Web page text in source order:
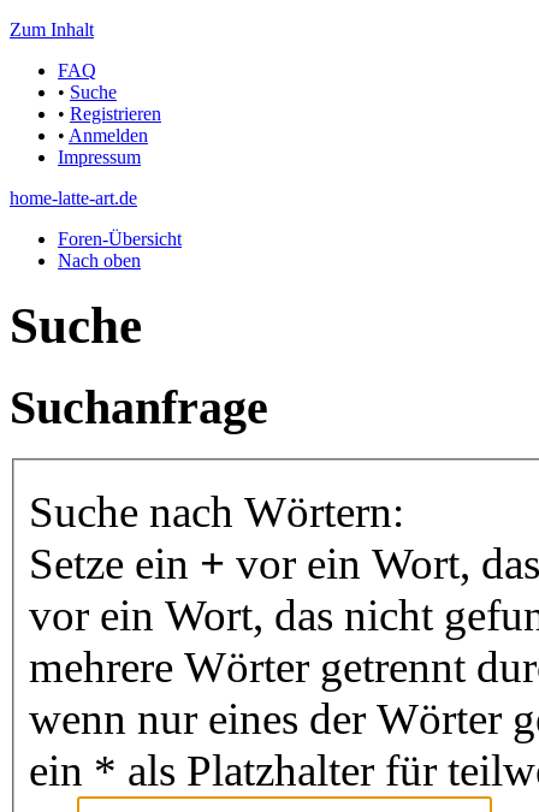
Zum Inhalt
FAQ
• Suche
• Registrieren
• Anmelden
Impressum
home-latte-art.de
Foren-Übersicht
Nach oben
Suche
Suchanfrage
Suche nach Wörtern:
Setze ein + vor ein Wort,
vor ein Wort, das nicht
mehrere Wörter getrennt
wenn nur eines der Wörter
ein * als Platzhalter für